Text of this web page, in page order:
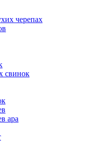
черепах
свинок
ара